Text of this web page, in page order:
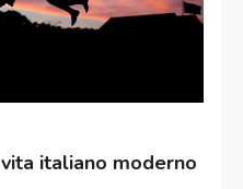
italiano moderno